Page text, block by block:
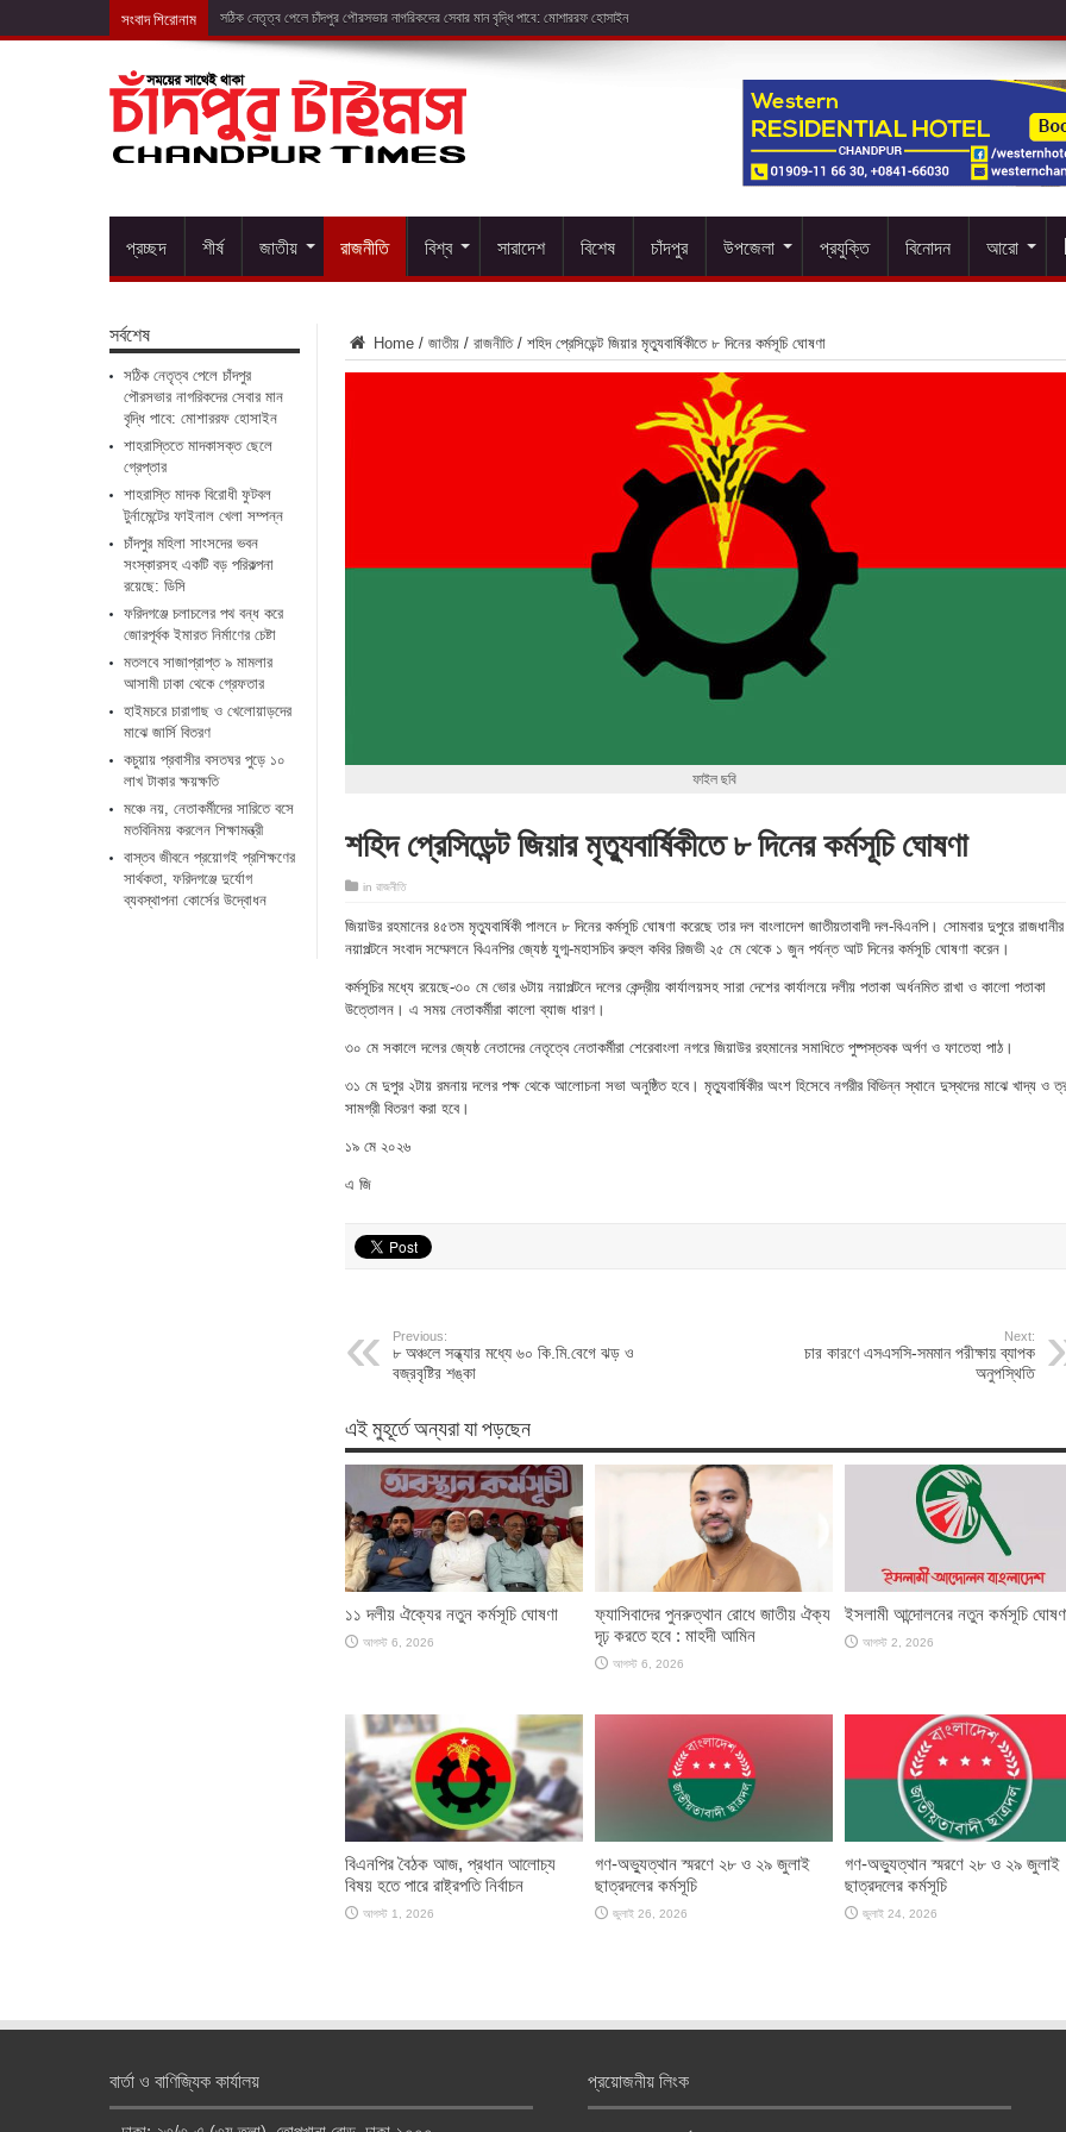
সংবাদ শিরোনাম শাহরা
প্রচ্ছদ শীর্ষ জাতীয় রাজনীতি বিশ্ব সারাদেশ বিশেষ চাঁদপুর উপজেলা প্রযুক্তি বিনোদন আরো
Home / জাতীয় / রাজনীতি / শহিদ প্রেসিডেন্ট জিয়ার মৃত্যুবার্ষিকীতে ৮ দিনের কর্মসূচি ঘোষণা
ফাইল ছবি
শহিদ প্রেসিডেন্ট জিয়ার মৃত্যুবার্ষিকীতে ৮ দিনের কর্মসূচি ঘোষণা
in রাজনীতি
জিয়াউর রহমানের ৪৫তম মৃত্যুবার্ষিকী পালনে ৮ দিনের কর্মসূচি ঘোষণা করেছে তার দল বাংলাদেশ জাতীয়তাবাদী দল-বিএনপি। সোমবার দুপুরে রাজধানীর
নয়াপল্টনে সংবাদ সম্মেলনে বিএনপির জ্যেষ্ঠ যুগ্ম-মহাসচিব রুহুল কবির রিজভী ২৫ মে থেকে ১ জুন পর্যন্ত আট দিনের কর্মসূচি ঘোষণা করেন।
কর্মসূচির মধ্যে রয়েছে-৩০ মে ভোর ৬টায় নয়াপল্টনে দলের কেন্দ্রীয় কার্যালয়সহ সারা দেশের কার্যালয়ে দলীয় পতাকা অর্ধনমিত রাখা ও কালো পতাকা
উত্তোলন। এ সময় নেতাকর্মীরা কালো ব্যাজ ধারণ।
৩০ মে সকালে দলের জ্যেষ্ঠ নেতাদের নেতৃত্বে নেতাকর্মীরা শেরেবাংলা নগরে জিয়াউর রহমানের সমাধিতে পুষ্পস্তবক অর্পণ ও ফাতেহা পাঠ।
৩১ মে দুপুর ২টায় রমনায় দলের পক্ষ থেকে আলোচনা সভা অনুষ্ঠিত হবে। মৃত্যুবার্ষিকীর অংশ হিসেবে নগরীর বিভিন্ন স্থানে দুস্থদের মাঝে খাদ্য ও
সামগ্রী বিতরণ করা হবে।
১৯ মে ২০২৬
এ জি
Previous:
৮ অঞ্চলে সন্ধ্যার মধ্যে ৬০ কি.মি.বেগে ঝড় ও
বজ্রবৃষ্টির শঙ্কা
Next:
চার কারণে এসএসসি-সমমান পরীক্ষায় ব্যাপক
অনুপস্থিতি
এই মুহূর্তে অন্যরা যা পড়ছেন
১১ দলীয় ঐক্যের নতুন কর্মসূচি ঘোষণা
আগস্ট 6, 2026
ফ্যাসিবাদের পুনরুত্থান রোধে জাতীয় ঐক্য
দৃঢ় করতে হবে : মাহদী আমিন
আগস্ট 6, 2026
ইসলামী আন্দোলনের নতুন কর্মসূচি
আগস্ট 2, 2026
বিএনপির বৈঠক আজ, প্রধান আলোচ্য
বিষয় হতে পারে রাষ্ট্রপতি নির্বাচন
আগস্ট 1, 2026
গণ-অভ্যুত্থান স্মরণে ২৮ ও ২৯ জুলাই
ছাত্রদলের কর্মসূচি
জুলাই 26, 2026
গণ-অভ্যুত্থান স্মরণে ২৮ ও ২৯ জুলাই
ছাত্রদলের কর্মসূচি
জুলাই 24, 2026
সর্বশেষ
সঠিক নেতৃত্ব পেলে চাঁদপুর
পৌরসভার নাগরিকদের সেবার মান
বৃদ্ধি পাবে: মোশাররফ হোসাইন
শাহরাস্তিতে মাদকাসক্ত ছেলে
গ্রেপ্তার
শাহরাস্তি মাদক বিরোধী ফুটবল
টুর্নামেন্টের ফাইনাল খেলা সম্পন্ন
চাঁদপুর মহিলা সাংসদের ভবন
সংস্কারসহ একটি বড় পরিকল্পনা
রয়েছে: ডিসি
ফরিদগঞ্জে চলাচলের পথ বন্ধ করে
জোরপূর্বক ইমারত নির্মাণের চেষ্টা
মতলবে সাজাপ্রাপ্ত ৯ মামলার
আসামী ঢাকা থেকে গ্রেফতার
হাইমচরে চারাগাছ ও খেলোয়াড়দের
মাঝে জার্সি বিতরণ
কচুয়ায় প্রবাসীর বসতঘর পুড়ে ১০
লাখ টাকার ক্ষয়ক্ষতি
মঞ্চে নয়, নেতাকর্মীদের সারিতে বসে
মতবিনিময় করলেন শিক্ষামন্ত্রী
​বাস্তব জীবনে প্রয়োগই প্রশিক্ষণের
সার্থকতা, ফরিদগঞ্জে দুর্যোগ
ব্যবস্থাপনা কোর্সের উদ্বোধন
বার্তা ও বাণিজ্যিক কার্যালয় প্রয়োজনীয় লিংক